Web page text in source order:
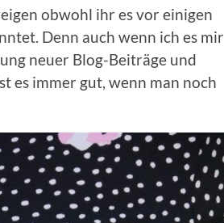
obwohl ihr es vor einigen
Denn auch wenn ich es mir
neuer Blog-Beiträge und
es immer gut, wenn man noch